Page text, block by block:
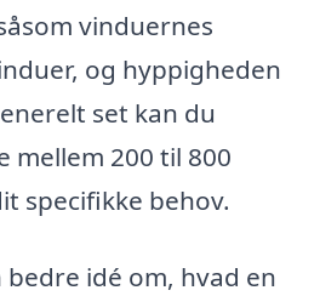
vinduernes
og hyppigheden
set kan du
mellem 200 til 800
specifikke behov.
bedre idé om, hvad en